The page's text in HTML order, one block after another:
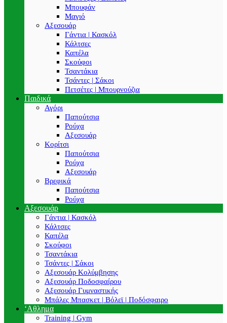
Μπουφάν
Μαγιό
Αξεσουάρ
Γάντια | Κασκόλ
Κάλτσες
Καπέλα
Σκούφοι
Τσαντάκια
Τσάντες | Σάκοι
Πετσέτες | Μπουρνούζια
Παιδικά
Αγόρι
Παπούτσια
Ρούχα
Αξεσουάρ
Κορίτσι
Παπούτσια
Ρούχα
Αξεσουάρ
Βρεφικά
Παπούτσια
Ρούχα
Αξεσουάρ
Γάντια | Κασκόλ
Κάλτσες
Καπέλα
Σκούφοι
Τσαντάκια
Τσάντες | Σάκοι
Αξεσουάρ Κολύμβησης
Αξεσουάρ Ποδοσφαίρου
Αξεσουάρ Γυμναστικής
Μπάλες Μπασκετ | Βόλεϊ | Ποδόσφαιρο
‘Αθλημα
Training | Gym